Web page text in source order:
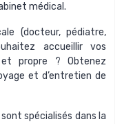
médical.
(docteur, pédiatre,
accueillir vos
propre ? Obtenez
et d’entretien de
spécialisés dans la